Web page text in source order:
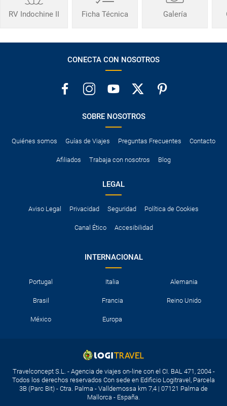
RV Indochine II Ficha Técnica Galería
CONECTA CON NOSOTROS
SOBRE NOSOTROS
Quiénes somos Guías de Viajes Preguntas Frecuentes Contacto
Afiliados Trabaja con nosotros Blog
LEGAL
Aviso Legal Privacidad Seguridad Política de Cookies
Canal Ético Accesibilidad
INTERNACIONAL
Portugal Italia Alemania
Brasil Francia Reino Unido
México Europa
Travelconcept S.L. - Agencia de viajes on-line con el CI. BAL 471, 2004 -
Todos los derechos reservados Con sede en Edificio Logitravel, Parcela
3B (Parc Bit) - Ctra. Palma - Valldemossa km 7,4 | 07121 Palma de
Mallorca - España.